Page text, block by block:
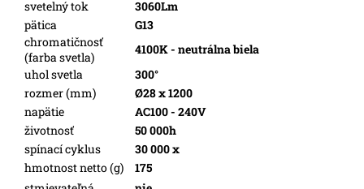
svetelný tok
3060Lm
pätica
G13
chromatičnosť
(farba svetla)
4100K - neutrálna biela
uhol svetla
300°
rozmer (mm)
Ø28 x 1200
napätie
AC100 - 240V
životnosť
50 000h
spínací cyklus
30 000 x
hmotnost netto (g)
175